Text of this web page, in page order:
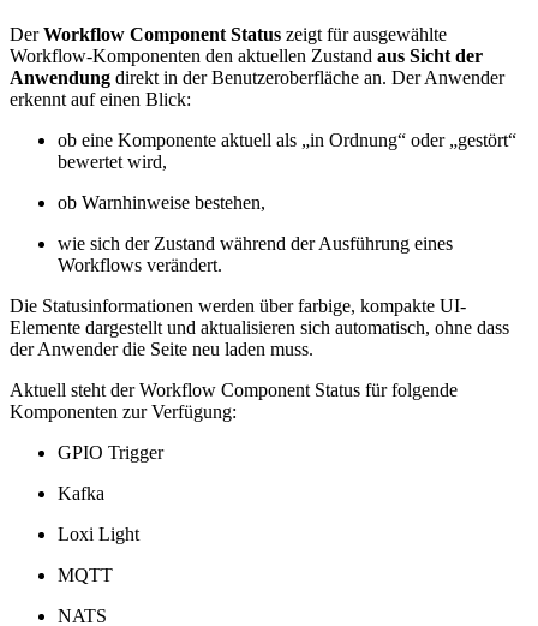
DerWorkflow Component Status zeigt für ausgewählte
Workflow-Komponenten den aktuellen Zustand aus Sicht der
Anwendung direkt in der Benutzeroberfläche an. Der Anwender
erkennt auf einen Blick:
ob eine Komponente aktuell als „in Ordnung“ oder „gestört“
bewertet wird,
ob Warnhinweise bestehen,
wie sich der Zustand während der Ausführung eines
Workflows verändert.
Die Statusinformationen werden über farbige, kompakte UI-
Elemente dargestellt und aktualisieren sich automatisch, ohne dass
der Anwender die Seite neu laden muss.
Aktuell steht der Workflow Component Status für folgende
Komponenten zur Verfügung:
GPIO Trigger
Kafka
Loxi Light
MQTT
NATS